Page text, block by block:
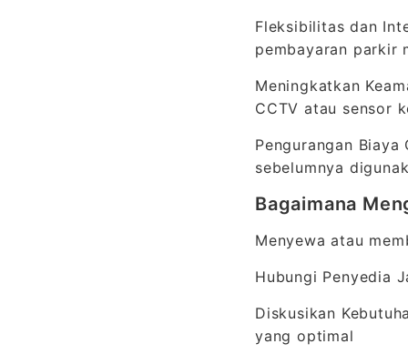
Fleksibilitas dan
pembayaran parkir
Meningkatkan
CCTV atau sensor
Pengurangan
sebelumnya
Bagaimana
Menyewa atau
Hubungi Penyedia
Diskusikan
yang optimal